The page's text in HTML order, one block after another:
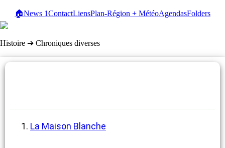
🏠News 1ContactLiensPlan-Région + MétéoAgendasFolders
Histoire ➔ Chroniques diverses
La Maison Blanche